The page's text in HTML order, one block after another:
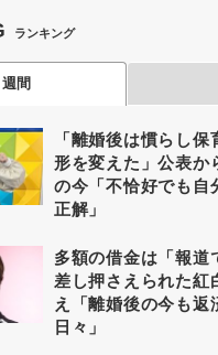
ランキング
週間
「離婚後は慣らし
形を変えた」公表か
の今「不恰好でも自
正解」
多額の借金は「報道
差し押さえられた紅
え「離婚後の今も返
日々」